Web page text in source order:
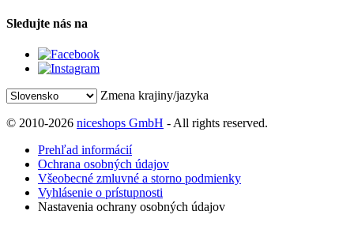
Sledujte nás na
Zmena krajiny/jazyka
© 2010-2026 niceshops GmbH - All rights reserved.
Prehľad informácií
Ochrana osobných údajov
Všeobecné zmluvné a storno podmienky
Vyhlásenie o prístupnosti
Nastavenia ochrany osobných údajov